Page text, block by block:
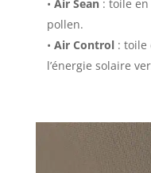
• Air Sean: toile en
pollen.
• Air Control: toile
l’énergie solaire